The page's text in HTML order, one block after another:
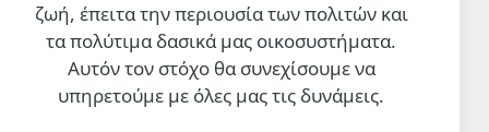
ζωή, έπειτα την περιουσία των πολιτών και
τα πολύτιμα δασικά μας οικοσυστήματα.
Αυτόν τον στόχο θα συνεχίσουμε να
υπηρετούμε με όλες μας τις δυνάμεις.